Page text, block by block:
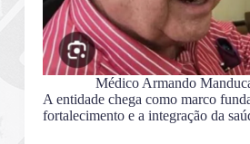
Médico Armando
A entidade chega como marco
fortalecimento e a integração da